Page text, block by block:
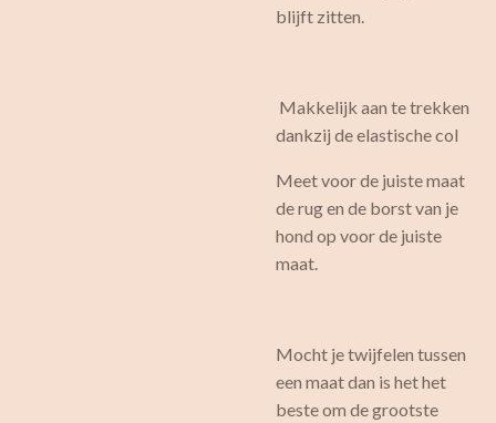
blijft zitten.
Makkelijk aan te trekken
dankzij de elastische col
Meet voor de juiste maat
de rug en de borst van je
hond op voor de juiste
maat.
Mocht je twijfelen tussen
een maat dan is het het
beste om de grootste